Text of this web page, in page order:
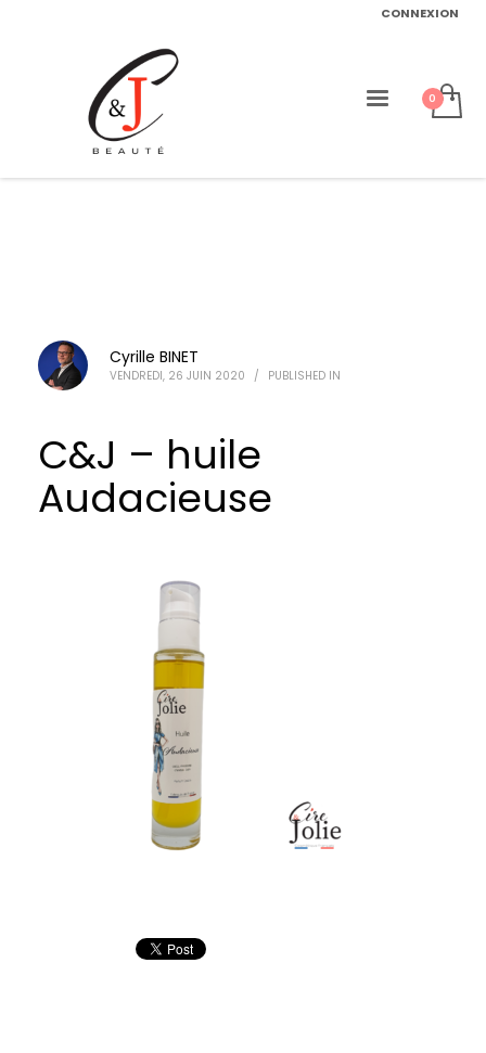
CONNEXION
Cyrille BINET
VENDREDI, 26 JUIN 2020 / PUBLISHED IN
C&J – huile
Audacieuse